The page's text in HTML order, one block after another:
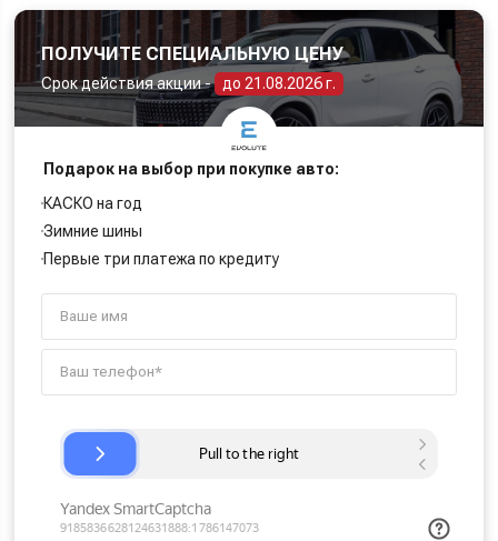
ПОЛУЧИТЕ СПЕЦИАЛЬНУЮ ЦЕНУ
Срок действия акции - до 21.08.2026 г.
Подарок на выбор при покупке авто:
КАСКО на год
Зимние шины
Первые три платежа по кредиту